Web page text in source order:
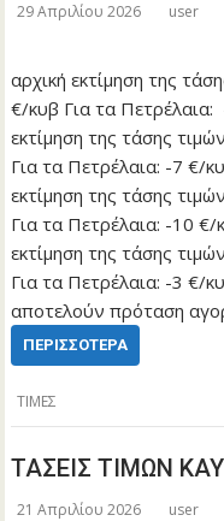
29 Απριλίου 2026 user
αρχική εκτίμηση της
€/κυβ Για τα
εκτίμηση της τάσης
Για τα Πετρέλαια: -7 €/
εκτίμηση της τάσης
Για τα Πετρέλαια: -10
εκτίμηση της τάσης
Για τα Πετρέλαια: -3 €/
αποτελούν πρόταση
ΠΕΡΙΣΣΌΤΕΡΑ
ΤΙΜΕΣ
ΤΑΣΕΙΣ ΤΙΜΩΝ
21 Απριλίου 2026 user